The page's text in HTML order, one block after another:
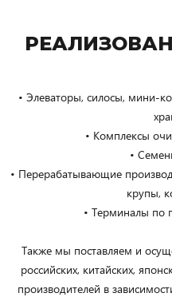
• Элеваторы, силосы, мини-
• Комплексы
•
• Перерабатывающие
крупы,
• Терминалы по
Также мы поставляем и
российских, китайских,
производителей в